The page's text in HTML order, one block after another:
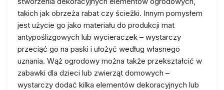
takich jak obrzeża rabat czy ścieżki. Innym pomysłem
jest użycie go jako materiału do produkcji mat
antypoślizgowych lub wycieraczek – wystarczy
przeciąć go na paski i ułożyć według własnego
uznania. Wąż ogrodowy można także przekształcić w
zabawki dla dzieci lub zwierząt domowych –
wystarczy dodać kilka elementów dekoracyjnych lub